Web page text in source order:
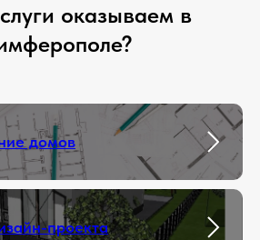
оказываем в
домов
проекта